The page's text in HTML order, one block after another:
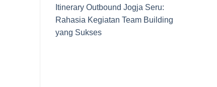
Itinerary Outbound Jogja Seru:
Rahasia Kegiatan Team Building
yang Sukses